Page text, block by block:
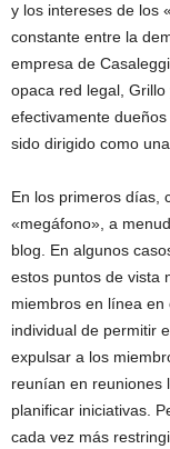
y los intereses de los
constante entre la
empresa de
opaca red legal,
efectivamente
sido dirigido como
En los primeros días,
«megáfono», a
blog. En algunos
estos puntos de vista
miembros en línea
individual de permitir
expulsar a los
reunían en reuniones
planificar iniciativas.
cada vez más